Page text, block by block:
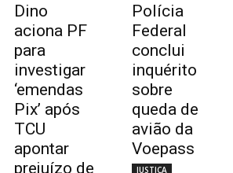
Dino
aciona PF
para
investigar
‘emendas
Pix’ após
TCU
apontar
prejuízo de
Polícia
Federal
conclui
inquérito
sobre
queda de
avião da
Voepass
JUSTIÇA